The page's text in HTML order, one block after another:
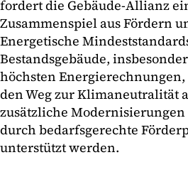
fordert die Gebäude-Allianz
Zusammenspiel aus Fördern
Energetische
Bestandsgebäude,
höchsten
den Weg zur Klimaneutralität
zusätzliche Modernisierungen
durch bedarfsgerechte
unterstützt werden.